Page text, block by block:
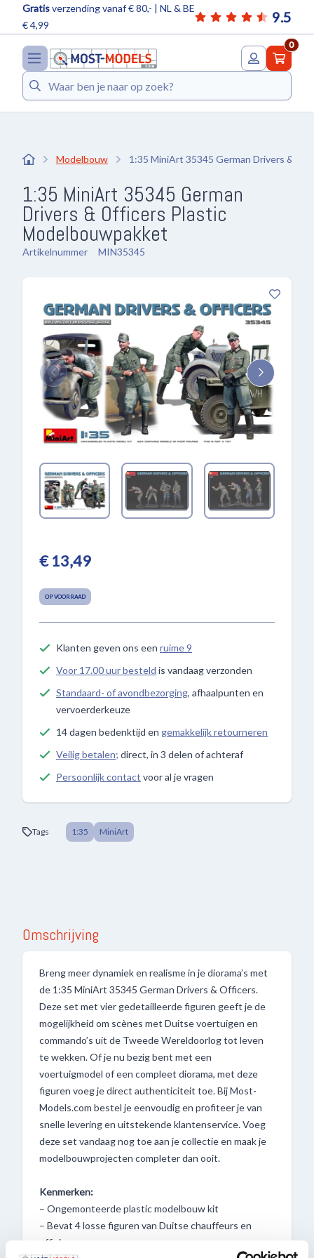
9.5
Gratisverzending vanaf € 80,- | NL & BE
€ 4,99
0
Zoeken
Modelbouw 1:35 MiniArt 35345 German Drivers &
1:35 MiniArt 35345 German
Drivers & Officers Plastic
Modelbouwpakket
Artikelnummer MIN35345
€ 13,49
OP VOORRAAD
Klanten geven ons een ruime 9
Voor 17.00 uur besteld is vandaag verzonden
Standaard- of avondbezorging, afhaalpunten en
vervoerderkeuze
14 dagen bedenktijd en gemakkelijk retourneren
Veilig betalen; direct, in 3 delen of achteraf
Persoonlijk contact voor al je vragen
Tags 1:35 MiniArt
Omschrijving
Breng meer dynamiek en realisme in je diorama’s met
de 1:35 MiniArt 35345 German Drivers & Officers.
Deze set met vier gedetailleerde figuren geeft je de
mogelijkheid om scènes met Duitse voertuigen en
commando’s uit de Tweede Wereldoorlog tot leven
te wekken. Of je nu bezig bent met een
voertuigmodel of een compleet diorama, met deze
figuren voeg je direct authenticiteit toe. Bij Most-
Models.com bestel je eenvoudig en profiteer je van
snelle levering en uitstekende klantenservice. Voeg
deze set vandaag nog toe aan je collectie en maak je
modelbouwprojecten completer dan ooit.
Kenmerken:
– Ongemonteerde plastic modelbouw kit
– Bevat 4 losse figuren van Duitse chauffeurs en
officieren